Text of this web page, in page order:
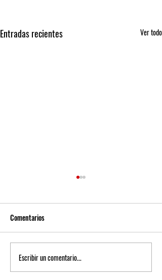
Entradas recientes Ver todo
Nuevas Perspectivas sobre las
Reglas de Puntuación en el
Comentarios
Escribir un comentario...